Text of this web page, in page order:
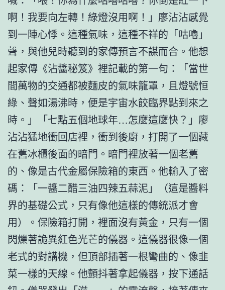
啊！我要向左轉！綠燈沒用啊！」廖沾沾感覺
到一陣心悸。這種氣味，這種不祥的「咕嚕」
聲，與他兒時聽到的家傳預言不謀而合。他想
起家傳《沾醬秘笈》裡記載的第一句：「當世
間萬物的交通都被麵皮的氣味籠罩，且燈號恒
綠、聲如湯沸時，便是宇宙水餃臨界點到來之
時。」「七點五個地球年…怎麼這麼快？」廖
沾沾猛地衝回店裡，衝到後廚，打開了一個藏
在舊冰櫃後面的暗門。暗門裡放著一個老舊
的、像是古代金屬保險箱的東西。他輸入了密
碼：「一醬二醋三油四辣五蒜泥」（這是醬料
界的基礎公式，只有像他這樣的傳統派才會
用）。保險箱打開，裡面沒有黃金，只有一個
閃爍著詭異紅色光芒的儀器。這儀器很像一個
老式的對講機，但頂部插著一根彎曲的、像韭
菜一樣的天線。他顫抖著拿起儀器，按下通話